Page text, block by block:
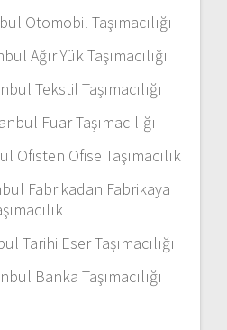
Otomobil Taşımacılığı
Ağır Yük Taşımacılığı
Tekstil Taşımacılığı
Fuar Taşımacılığı
Ofisten Ofise Taşımacılık
Fabrikadan Fabrikaya
Tarihi Eser Taşımacılığı
Banka Taşımacılığı